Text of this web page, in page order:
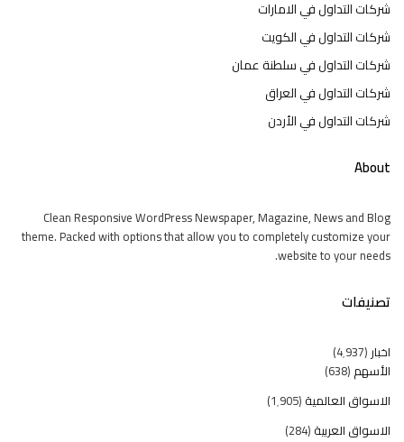
شركات التداول في الامارات
شركات التداول في الكويت
شركات التداول في سلطنة عمان
شركات التداول في العراق
شركات التداول في الأردن
About
Clean Responsive WordPress Newspaper, Magazine, News and Blog
theme. Packed with options that allow you to completely customize your
website to your needs.
تصنيفات
اخبار (4٬937)
الأسهم (638)
الاسواق العالمية (1٬905)
الاسواق العربية (284)